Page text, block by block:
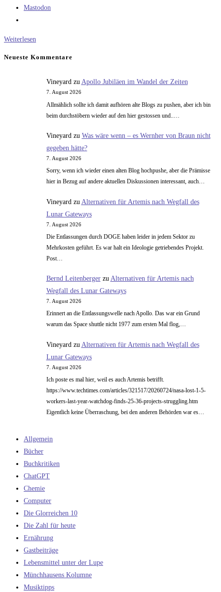
Mastodon
Weiterlesen
Dinge
Neueste Kommentare
Vineyardzu Apollo Jubiläen im Wandel der Zeiten
7. August 2026
Allmählich sollte ich damit aufhören alte Blogs zu pushen, aber ich bin
beim durchstöbern wieder auf den hier gestossen und..…
Vineyard zu Was wäre wenn – es Wernher von Braun nicht
gegeben hätte?
7. August 2026
Sorry, wenn ich wieder einen alten Blog hochpushe, aber die Prämisse
hier in Bezug auf andere aktuellen Diskussionen interessant, auch…
Vineyard zu Alternativen für Artemis nach Wegfall des
Lunar Gateways
7. August 2026
Die Entlassungen durch DOGE haben leider in jedem Sektor zu
Mehrkosten geführt. Es war halt ein Ideologie getriebendes Projekt.
Post…
Bernd Leitenbergerzu Alternativen für Artemis nach
Wegfall des Lunar Gateways
7. August 2026
Erinnert an die Entlassungswelle nach Apollo. Das war ein Grund
warum das Space shuttle nicht 1977 zum ersten Mal flog,…
Vineyard zu Alternativen für Artemis nach Wegfall des
Lunar Gateways
7. August 2026
Ich poste es mal hier, weil es auch Artemis betrifft.
https://www.techtimes.com/articles/321517/20260724/nasa-lost-1-5-
workers-last-year-watchdog-finds-25-36-projects-struggling.htm
Eigentlich keine Überraschung, bei den anderen Behörden war es…
Allgemein
Bücher
Buchkritiken
ChatGPT
Chemie
Computer
Die Glorreichen 10
Die Zahl für heute
Ernährung
Gastbeiträge
Lebensmittel unter der Lupe
Münchhausens Kolumne
Musiktipps